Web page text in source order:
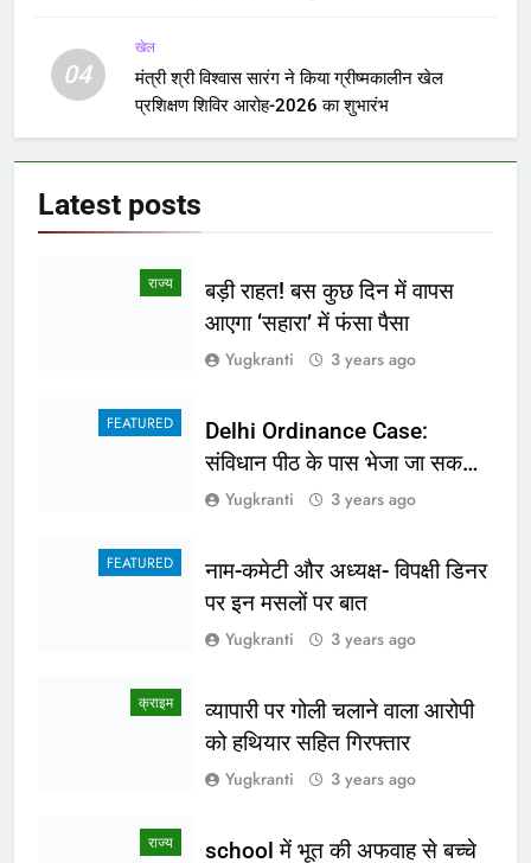
04
खेल
मंत्री श्री विश्वास सारंग ने किया ग्रीष्मकालीन खेल
प्रशिक्षण शिविर आरोह-2026 का शुभारंभ
Latest posts
राज्य
बड़ी राहत! बस कुछ दिन में वापस
आएगा ‘सहारा’ में फंसा पैसा
Yugkranti 3 years ago
FEATURED
Delhi Ordinance Case:
संविधान पीठ के पास भेजा जा सकता
है अध्यादेश का मामला
Yugkranti 3 years ago
FEATURED
नाम-कमेटी और अध्यक्ष- विपक्षी डिनर
पर इन मसलों पर बात
Yugkranti 3 years ago
क्राइम
व्यापारी पर गोली चलाने वाला आरोपी
को हथियार सहित गिरफ्तार
Yugkranti 3 years ago
राज्य school में भूत की अफवाह से बच्चे